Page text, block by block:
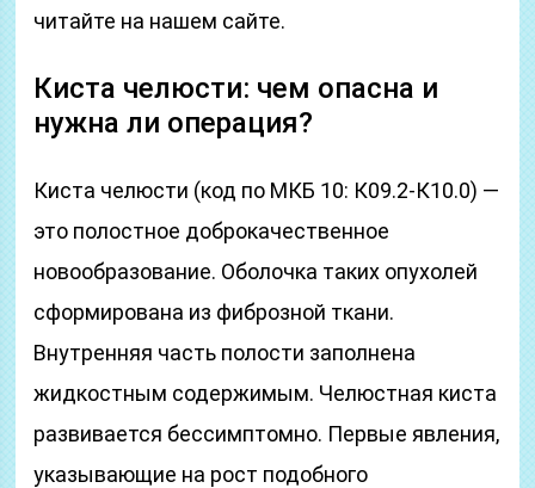
читайте на нашем сайте.
Киста челюсти: чем опасна и
нужна ли операция?
Киста челюсти (код по МКБ 10: К09.2-К10.0) —
это полостное доброкачественное
новообразование. Оболочка таких опухолей
сформирована из фиброзной ткани.
Внутренняя часть полости заполнена
жидкостным содержимым. Челюстная киста
развивается бессимптомно. Первые явления,
указывающие на рост подобного